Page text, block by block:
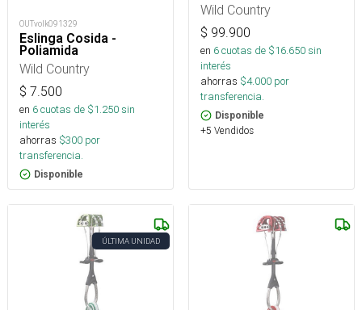
OUTvolk091329
Eslinga Cosida -
Poliamida
Wild Country
$ 7.500
en 6cuotas de $1.250sin
interés
ahorras $300 por
transferencia.
Disponible
Wild Country
$ 99.900
en 6cuotas de $16.650sin
interés
ahorras $4.000 por
transferencia.
Disponible
+5 Vendidos
ÚLTIMA UNIDAD